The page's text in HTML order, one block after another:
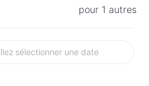
pour 1 autres